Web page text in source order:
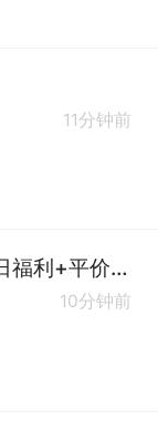
11分钟前
操作工（五险一金+免费住宿+节日福利+平价食堂）
10分钟前